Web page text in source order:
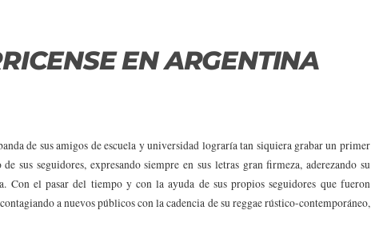
EN ARGENTINA
de sus amigos de escuela y universidad lograría tan siquiera grabar un primer
sus seguidores, expresando siempre en sus letras gran firmeza, aderezando su
Con el pasar del tiempo y con la ayuda de sus propios seguidores que fueron
a nuevos públicos con la cadencia de su reggae rústico-contemporáneo,